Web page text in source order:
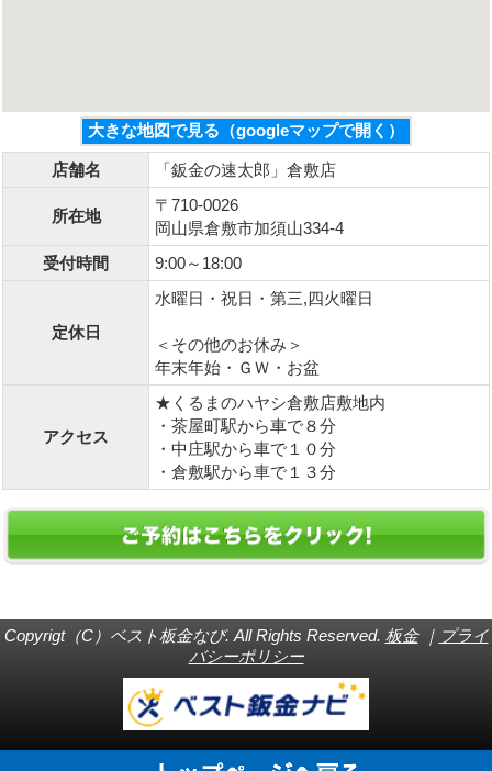
大きな地図で見る（googleマップで開く）
店舗名 「鈑金の速太郎」倉敷店
所在地
〒710-0026
岡山県倉敷市加須山334-4
受付時間
9:00～18:00
定休日
水曜日・祝日・第三,四火曜日
＜その他のお休み＞
年末年始・ＧＷ・お盆
アクセス
★くるまのハヤシ倉敷店敷地内
・茶屋町駅から車で８分
・中庄駅から車で１０分
・倉敷駅から車で１３分
Copyrigt（C）ベスト板金なび. All Rights Reserved. 板金｜ プライ
バシーポリシー